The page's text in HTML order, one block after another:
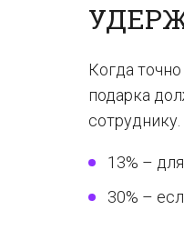
Когда точно
подарка
13% –
30% –